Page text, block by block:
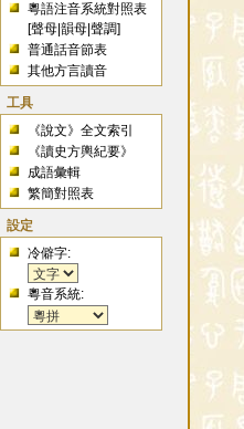
粵語注音系統對照表
[聲母 |韻母 |聲調]
普通話音節表
其他方言讀音
工具
《說文》全文索引
《讀史方輿紀要》
成語彙輯
繁簡對照表
設定
冷僻字:
粵音系統: